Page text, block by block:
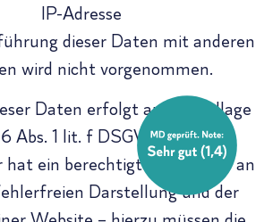
IP-Adresse
dieser Daten mit anderen
wird nicht vorgenommen.
Daten erfolgt auf Grundlage
Abs. 1 lit. f DSGVO. Der
ein berechtigtes Interesse an
Darstellung und der